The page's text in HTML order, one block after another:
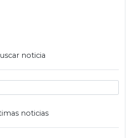
noticia
noticias